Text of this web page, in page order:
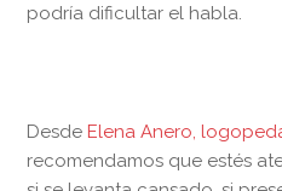
podría dificultar el habla.
Desde Elena Anero,
recomendamos que estés